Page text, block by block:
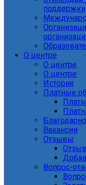
поддержки
О центре
О центре
О центре
История
Платные
Вакансии
Отзывы
Вопрос-